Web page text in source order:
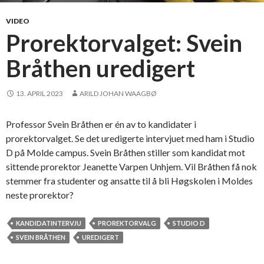
p
a
r
t
o
e
i
s
e
r
t
a
l
:
1
7
VIDEO
Prorektorvalget: Svein
Bråthen uredigert
13. APRIL 2023 ARILD JOHAN WAAGBØ
Professor Svein Bråthen er én av to kandidater i
prorektorvalget. Se det uredigerte intervjuet med ham i Studio
D på Molde campus. Svein Bråthen stiller som kandidat mot
sittende prorektor Jeanette Varpen Unhjem. Vil Bråthen få nok
stemmer fra studenter og ansatte til å bli Høgskolen i Moldes
neste prorektor?
KANDIDATINTERVJU PROREKTORVALG
STUDIO D
SVEIN BRÅTHEN
UREDIGERT